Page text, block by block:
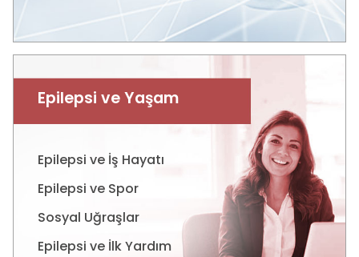
Epilepsi ve Yaşam
Epilepsi ve İş Hayatı
Epilepsi ve Spor
Sosyal Uğraşlar
Epilepsi ve İlk Yardım